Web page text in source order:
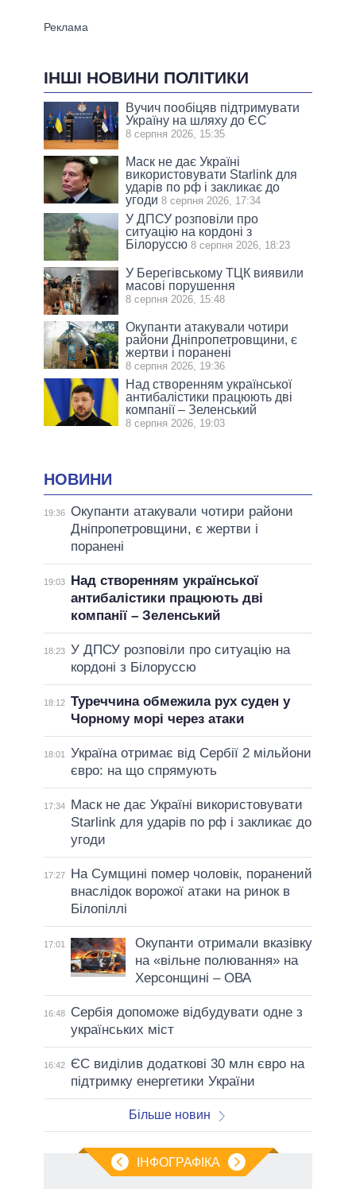
ІНШІ НОВИНИ ПОЛІТИКИ
Вучич пообіцяв підтримувати
Україну на шляху до ЄС
8 серпня 2026, 15:35
Маск не дає Україні
використовувати Starlink для
ударів по рф і закликає до
угоди 8 серпня 2026, 17:34
У ДПСУ розповіли про
ситуацію на кордоні з
Білоруссю 8 серпня 2026, 18:23
У Берегівському ТЦК виявили
масові порушення
8 серпня 2026, 15:48
Окупанти атакували чотири
райони Дніпропетровщини, є
жертви і поранені
8 серпня 2026, 19:36
Над створенням української
антибалістики працюють дві
компанії – Зеленський
8 серпня 2026, 19:03
НОВИНИ
19:36 Окупанти атакували чотири райони
Дніпропетровщини, є жертви і
поранені
19:03
Над створенням української
антибалістики працюють дві
компанії – Зеленський
18:23 У ДПСУ розповіли про ситуацію на
кордоні з Білоруссю
18:12 Туреччина обмежила рух суден у
Чорному морі через атаки
18:01 Україна отримає від Сербії 2 мільйони
євро: на що спрямують
17:34
Маск не дає Україні використовувати
Starlink для ударів по рф і закликає до
угоди
17:27
На Сумщині помер чоловік, поранений
внаслідок ворожої атаки на ринок в
Білопіллі
17:01
Окупанти отримали вказівку
на «вільне полювання» на
Херсонщині – ОВА
16:48
Сербія допоможе відбудувати одне з
українських міст
16:42
ЄС виділив додаткові 30 млн євро на
підтримку енергетики України
Більше новин
ІНФОГРАФІКА